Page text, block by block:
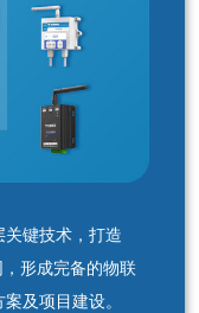
键技术，打造
形成完备的物联
及项目建设。